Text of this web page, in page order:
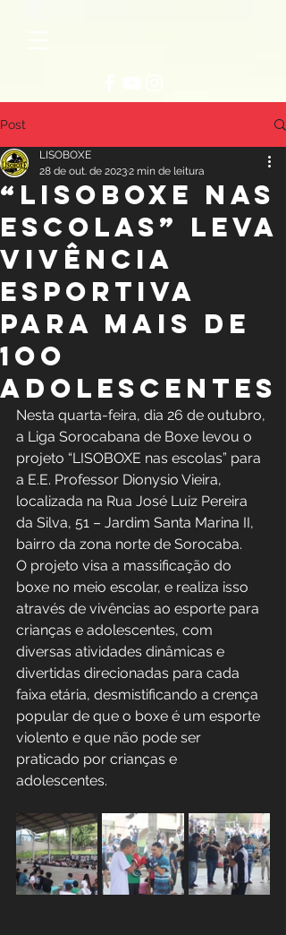
Post
“LISOBOXE NAS
ESCOLAS” LEVA
VIVÊNCIA
ESPORTIVA
PARA MAIS DE
1OO
ADOLESCENTES
LISOBOXE
28 de out. de 20232 min de leitura
Nesta quarta-feira, dia 26 de outubro,
a Liga Sorocabana de Boxe levou o
projeto “LISOBOXE nas escolas” para
a E.E. Professor Dionysio Vieira,
localizada na Rua José Luiz Pereira
da Silva, 51 – Jardim Santa Marina II,
bairro da zona norte de Sorocaba.
O projeto visa a massificação do
boxe no meio escolar, e realiza isso
através de vivências ao esporte para
crianças e adolescentes, com
diversas atividades dinâmicas e
divertidas direcionadas para cada
faixa etária, desmistificando a crença
popular de que o boxe é um esporte
violento e que não pode ser
praticado por crianças e
adolescentes.